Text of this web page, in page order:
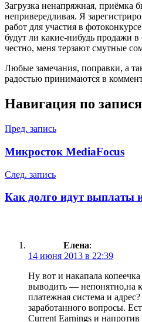
Загрузка ненапряжная, приёмка
непривередливая. Я
работ для участия в
будут ли какие-нибудь продажи
честно, меня терзают смутные
Любые замечания, поправки, а
радостью принимаются в
Навигация по
Пред. запись
Микросток MediaFocus
След. запись
Как долго идут выплаты
Елена:
14 июня 2013 в 22:39
Ну вот и накапала
выводить — непонятно,на
платежная система и
заработанного вопросы.
Current Earnings и